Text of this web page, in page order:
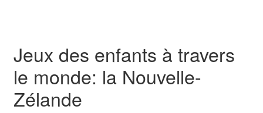
Jeux des enfants à travers
le monde: la Nouvelle-
Zélande